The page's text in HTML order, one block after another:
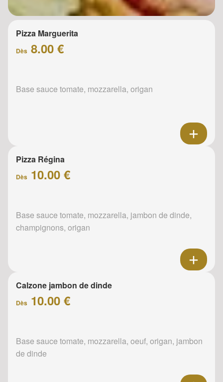
Pizza Marguerita
Dès 8.00 €
Base sauce tomate, mozzarella, origan
Pizza Régina
Dès 10.00 €
Base sauce tomate, mozzarella, jambon de dinde,
champignons, origan
Calzone jambon de dinde
Dès 10.00 €
Base sauce tomate, mozzarella, oeuf, origan, jambon
de dinde